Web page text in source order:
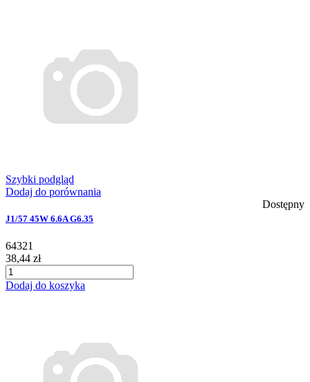
Szybki podgląd
Dodaj do porównania
Dostępny
J1/57 45W 6.6A G6.35
64321
38,44 zł
Dodaj do koszyka